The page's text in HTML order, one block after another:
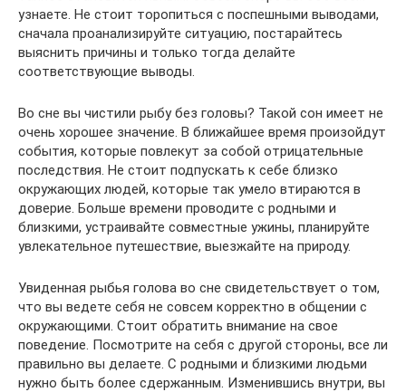
узнаете. Не стоит торопиться с поспешными выводами,
сначала проанализируйте ситуацию, постарайтесь
выяснить причины и только тогда делайте
соответствующие выводы.
Во сне вы чистили рыбу без головы? Такой сон имеет не
очень хорошее значение. В ближайшее время произойдут
события, которые повлекут за собой отрицательные
последствия. Не стоит подпускать к себе близко
окружающих людей, которые так умело втираются в
доверие. Больше времени проводите с родными и
близкими, устраивайте совместные ужины, планируйте
увлекательное путешествие, выезжайте на природу.
Увиденная рыбья голова во сне свидетельствует о том,
что вы ведете себя не совсем корректно в общении с
окружающими. Стоит обратить внимание на свое
поведение. Посмотрите на себя с другой стороны, все ли
правильно вы делаете. С родными и близкими людьми
нужно быть более сдержанным. Изменившись внутри, вы